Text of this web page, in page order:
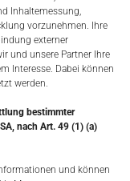
Inhaltemessung,
vorzunehmen. Ihre
externer
und unsere Partner Ihre
Interesse. Dabei können
werden.
bestimmter
nach Art. 49 (1) (a)
und können
Equipment